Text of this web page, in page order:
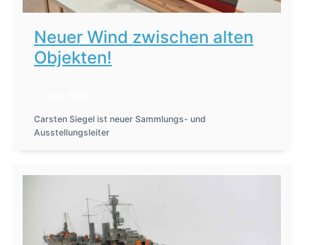
Neuer Wind zwischen alten
Objekten!
Carsten Siegel ist neuer Sammlungs- und
Ausstellungsleiter